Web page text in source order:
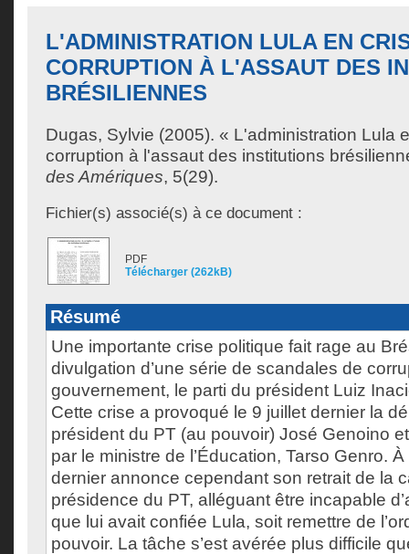
L'ADMINISTRATION LULA EN
CORRUPTION À L'ASSAUT DES
BRÉSILIENNES
Dugas, Sylvie (2005). « L'administration Lula
corruption à l'assaut des institutions
des Amériques, 5(29).
Fichier(s) associé(s) à ce document :
PDF
Télécharger (262kB)
Résumé
Une importante crise politique fait rage au
divulgation d’une série de scandales de
gouvernement, le parti du président Luiz
Cette crise a provoqué le 9 juillet dernier la
président du PT (au pouvoir) José Genoino
par le ministre de l’Éducation, Tarso Genro.
dernier annonce cependant son retrait de la
présidence du PT, alléguant être incapable
que lui avait confiée Lula, soit remettre de
pouvoir. La tâche s’est avérée plus difficile